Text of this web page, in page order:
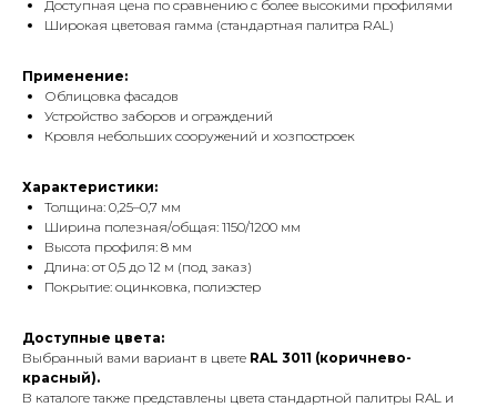
Доступная цена по сравнению с более высокими профилями
Широкая цветовая гамма (стандартная палитра RAL)
Применение:
Облицовка фасадов
Устройство заборов и ограждений
Кровля небольших сооружений и хозпостроек
Характеристики:
Толщина: 0,25–0,7 мм
Ширина полезная/общая: 1150/1200 мм
Высота профиля: 8 мм
Длина: от 0,5 до 12 м (под заказ)
Покрытие: оцинковка, полиэстер
Доступные цвета:
Выбранный вами вариант в цвете RAL 3011 (коричнево-
красный).
В каталоге также представлены цвета стандартной палитры RAL и